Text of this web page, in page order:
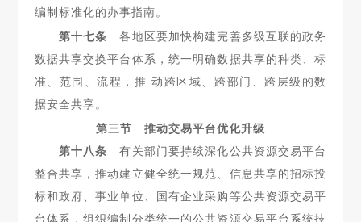
编制标准化的办事指南。
第十七条 各地区要加快构建完善多级互联的政务
数据共享交换平台体系，统一明确数据共享的种类、标
准、范围、流程，推 动跨区域、跨部门、跨层级的数
据安全共享。
第三节 推动交易平台优化升级
第十八条 有关部门要持续深化公共资源交易平台
整合共享，推动建立健全统一规范、信息共享的招标投
标和政府、事业单位、
国有企业采购等公共资源交易平
台体系，组织编制分类统一的公共资源交易平台系统技